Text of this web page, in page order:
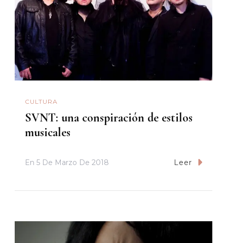
CULTURA
SVNT: una conspiración de estilos
musicales
En 5 De Marzo De 2018 Leer